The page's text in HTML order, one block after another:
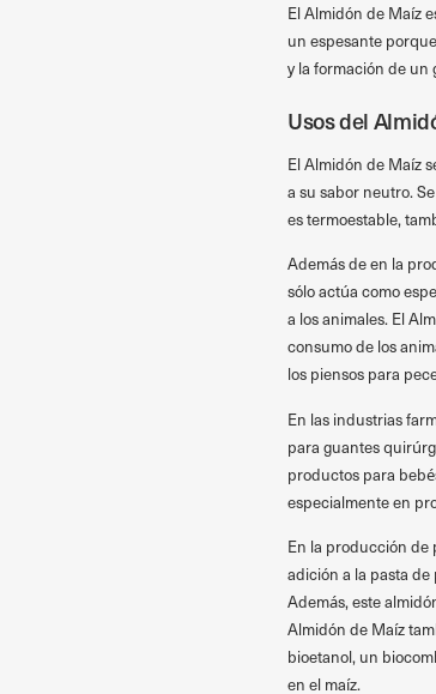
El Almidón de Maíz
un espesante
y la formación de un
Usos del
El Almidón de Maíz
a su sabor neutro.
es termoestable,
Además de en la
sólo actúa como
a los animales. El
consumo de los
los piensos para
En las industrias
para guantes
productos para
especialmente en
En la producción de
adición a la pasta
Además, este
Almidón de Maíz
bioetanol, un
en el maíz.